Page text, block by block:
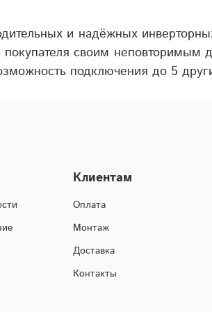
и надёжных
своим
подключения до 5
Клиентам
Оплата
Монтаж
Доставка
Контакты